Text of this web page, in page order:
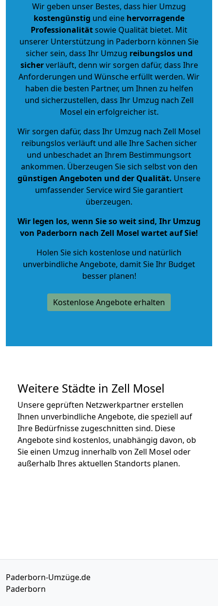
Wir geben unser Bestes, dass hier Umzug
kostengünstig und eine hervorragende
Professionalitätsowie Qualität bietet. Mit
unserer Unterstützung in Paderborn können Sie
sicher sein, dass Ihr Umzug reibungslos und
sicherverläuft, denn wir sorgen dafür, dass Ihre
Anforderungen und Wünsche erfüllt werden. Wir
haben die besten Partner, um Ihnen zu helfen
und sicherzustellen, dass Ihr Umzug nach Zell
Mosel ein erfolgreicher ist.
Wir sorgen dafür, dass Ihr Umzug nach Zell Mosel
reibungslos verläuft und alle Ihre Sachen sicher
und unbeschadet an Ihrem Bestimmungsort
ankommen. Überzeugen Sie sich selbst von den
günstigen Angeboten und der Qualität. Unsere
umfassender Service wird Sie garantiert
überzeugen.
Wir legen los, wenn Sie so weit sind, Ihr Umzug
von Paderborn nach Zell Mosel wartet auf Sie!
Holen Sie sich kostenlose und natürlich
unverbindliche Angebote, damit Sie Ihr Budget
besser planen!
Kostenlose Angebote erhalten
Weitere Städte in Zell Mosel
Unsere geprüften Netzwerkpartner erstellen
Ihnen unverbindliche Angebote, die speziell auf
Ihre Bedürfnisse zugeschnitten sind. Diese
Angebote sind kostenlos, unabhängig davon, ob
Sie einen Umzug innerhalb von Zell Mosel oder
außerhalb Ihres aktuellen Standorts planen.
Paderborn-Umzüge.de
Paderborn